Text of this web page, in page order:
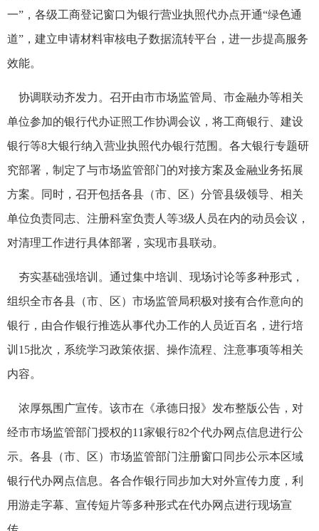
一”，各级工商登记窗口为银行营业执照代办点开通“绿色通
道”，建立申请材料审核电子数据流转平台，进一步提高服务
效能。
协调联动齐发力。召开由市市场监管局、市金融办等相关
单位参加的银行代办证照工作协调会议，将工商银行、建设
银行等8大银行纳入营业执照代办银行范围。各大银行专题研
究部署，制定了与市场监管部门的对接方案及金融业务拓展
方案。同时，召开包括各县（市、区）分管县级领导、相关
单位负责同志、注册科室负责人等3级人员在内的动员会议，
对清理工作进行具体部署，实现市县联动。
夯实基础强培训。通过集中培训、现场讨论等多种形式，
组织全市各县（市、区）市场监管局积极对接有合作意向的
银行，由合作银行推选从事代办工作的人员近百名，进行培
训15批次，系统学习政策依据、操作流程、注意事项等相关
内容。
浓厚氛围广宣传。该市在《承德日报》发布整版公告，对
经市市场监管部门授权的11家银行82个代办网点信息进行公
示。各县（市、区）市场监管部门注册窗口同步公示本区域
银行代办网点信息。各合作银行同步加大对外宣传力度，利
用游走字幕、宣传短片等多种形式在代办网点进行现场宣